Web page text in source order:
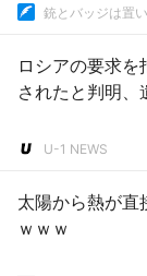
銃とバッジは置
ロシアの要求
されたと判明、
U-1 NEWS
太陽から熱が直
ｗｗｗ